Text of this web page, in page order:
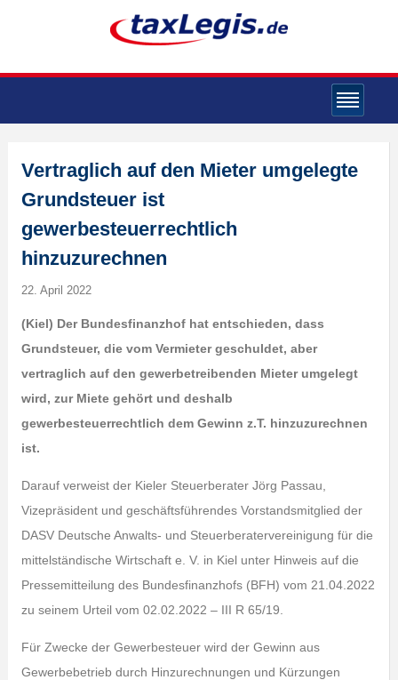
Vertraglich auf den Mieter umgelegte
Grundsteuer ist
gewerbesteuerrechtlich
hinzuzurechnen
22. April 2022
(Kiel) Der Bundesfinanzhof hat entschieden, dass
Grundsteuer, die vom Vermieter geschuldet, aber
vertraglich auf den gewerbetreibenden Mieter umgelegt
wird, zur Miete gehört und deshalb
gewerbesteuerrechtlich dem Gewinn z.T. hinzuzurechnen
ist.
Darauf verweist der Kieler Steuerberater Jörg Passau,
Vizepräsident und geschäftsführendes Vorstandsmitglied der
DASV Deutsche Anwalts- und Steuerberatervereinigung für die
mittelständische Wirtschaft e. V. in Kiel unter Hinweis auf die
Pressemitteilung des Bundesfinanzhofs (BFH) vom 21.04.2022
zu seinem Urteil vom 02.02.2022 – III R 65/19.
Für Zwecke der Gewerbesteuer wird der Gewinn aus
Gewerbebetrieb durch Hinzurechnungen und Kürzungen